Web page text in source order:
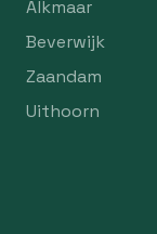
Alkmaar
Beverwijk
Zaandam
Uithoorn